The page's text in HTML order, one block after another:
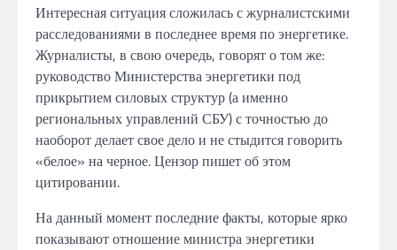
Интереснаяситуация сложиласьсжурналистскими
расследованиями в последнее времяпо энергетике.
Журналисты, в свою очередь, говорят о том же:
руководство Министерства энергетики под
прикрытием силовых структур(аименно
региональных управлений СБУ)сточностьюдо
наоборот делает своедело и не стыдится говорить
«белое» на черное. Цензор пишет об этом
цитировании.
На данный момент последниефакты, которыеярко
показываютотношениеминистра энергетики